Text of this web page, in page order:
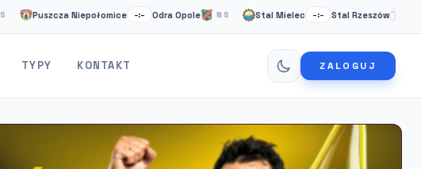
Puszcza Niepołomice –:– Odra Opole NS Stal Mielec –:– Stal Rzeszów NS
TYPY KONTAKT ZALOGUJ